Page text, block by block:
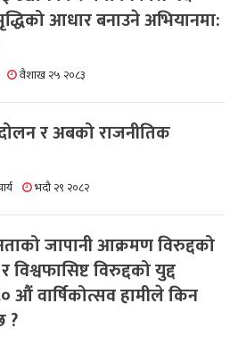
आधार बनाउने अभियानमा:
वैशाख २५ २०८३
र अबको राजनीतिक
भदौ २९ २०८२
जापानी आक्रमण विरुद्दको
विरुद्दको युद्द
औं वार्षिकोत्सव हामीले किन
?